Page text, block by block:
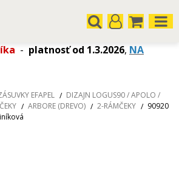
- platnosť od 1.3.2026, NA
EFAPEL
DIZAJN LOGUS90 / APOLO /
ARBORE (DREVO) 2-RÁMČEKY
90920